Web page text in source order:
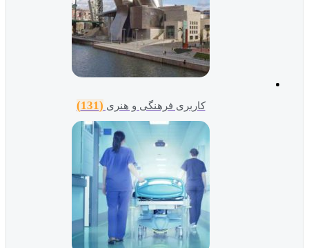
کاربری فرهنگی و هنری (131)